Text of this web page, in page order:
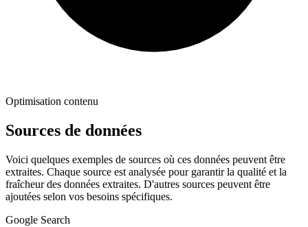
Optimisation contenu
Sources de données
Voici quelques exemples de sources où ces données peuvent être
extraites. Chaque source est analysée pour garantir la qualité et la
fraîcheur des données extraites. D'autres sources peuvent être
ajoutées selon vos besoins spécifiques.
Google Search